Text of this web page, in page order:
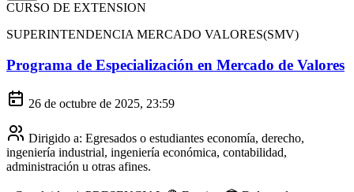
CURSO DE EXTENSION
SUPERINTENDENCIA MERCADO VALORES(SMV)
Programa de Especialización en Mercado de Valores
26 de octubre de 2025, 23:59
Dirigido a: Egresados o estudiantes economía, derecho,
ingeniería industrial, ingeniería económica, contabilidad,
administración u otras afines.